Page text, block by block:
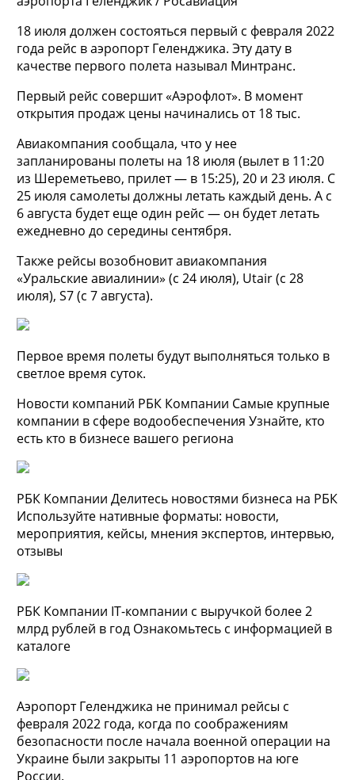
18 июля должен состояться первый с февраля 2022
года рейс в аэропорт Геленджика. Эту дату в
качестве первого полета называл Минтранс.
Первый рейс совершит «Аэрофлот». В момент
открытия продаж цены начинались от 18 тыс.
Авиакомпания сообщала, что у нее
запланированы полеты на 18 июля (вылет в 11:20
из Шереметьево, прилет — в 15:25), 20 и 23 июля. С
25 июля самолеты должны летать каждый день. А с
6 августа будет еще один рейс — он будет летать
ежедневно до середины сентября.
Также рейсы возобновит авиакомпания
«Уральские авиалинии» (с 24 июля), Utair (с 28
июля), S7 (с 7 августа).
Первое время полеты будут выполняться только в
светлое время суток.
Новости компаний РБК Компании Самые крупные
компании в сфере водообеспечения Узнайте, кто
есть кто в бизнесе вашего региона
РБК Компании Делитесь новостями бизнеса на РБК
Используйте нативные форматы: новости,
мероприятия, кейсы, мнения экспертов, интервью,
отзывы
РБК Компании IT-компании с выручкой более 2
млрд рублей в год Ознакомьтесь с информацией в
каталоге
Аэропорт Геленджика не принимал рейсы с
февраля 2022 года, когда по соображениям
безопасности после начала военной операции на
Украине были закрыты 11 аэропортов на юге
России.